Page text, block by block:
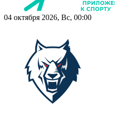
04 октября 2026, Вс, 00:00